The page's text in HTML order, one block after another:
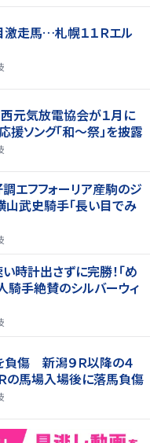
走馬…札幌１１Ｒエル
元気放電協会が１月に
ソング「和～祭」を披露
調エフフォーリア産駒のジ
武史騎手「長い目でみ
い時計出さずに完勝！「め
騎手絶賛のシルバーウィ
傷 新潟９Ｒ以降の４
の馬場入場後に落馬負傷